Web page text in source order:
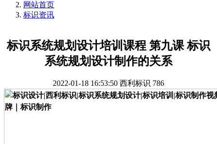
网站首页
标识资讯
标识系统规划设计培训课程 第九课 标识
系统规划设计制作的关系
2022-01-18 16:53:50 西利标识 786